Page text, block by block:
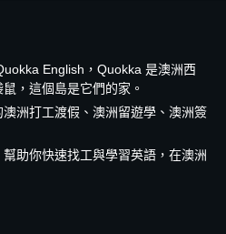
English，Quokka 是澳洲西
，這個島是它們的家。
洲打工渡假、澳洲留遊學、澳洲簽
助你快速找工與學習英語，在澳洲